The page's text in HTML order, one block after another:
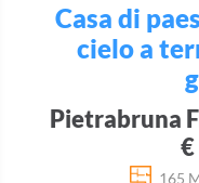
Casa di
cielo a
Pietrabruna
165